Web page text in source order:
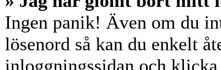
Ingen panik! Även om du
lösenord så kan du enkelt
inloggningssidan och